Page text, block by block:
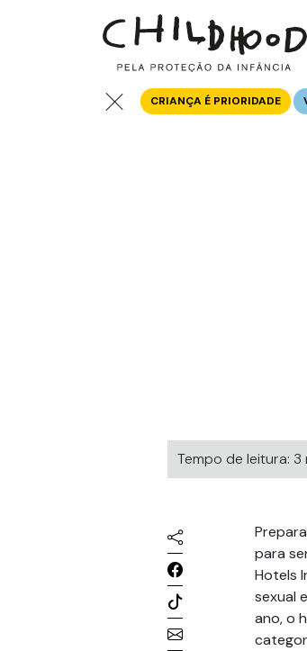
CRIANÇA É PRIORIDADE
Tempo de leitura: 3
para
Hotels
sexual
ano, o